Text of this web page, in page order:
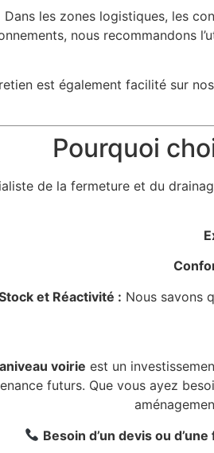
Dans les zones logistiques, les
nous recommandons
est également facilité sur
Pourquoi
de la fermeture et du
et Réactivité : Nous savons
voirie est un
futurs. Que vous ayez
Besoin d’un devis ou